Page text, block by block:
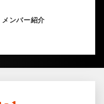
メンバー紹介